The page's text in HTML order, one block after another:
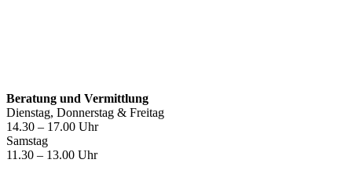
Beratung und Vermittlung
Dienstag, Donnerstag & Freitag
14.30 – 17.00 Uhr
Samstag
11.30 – 13.00 Uhr